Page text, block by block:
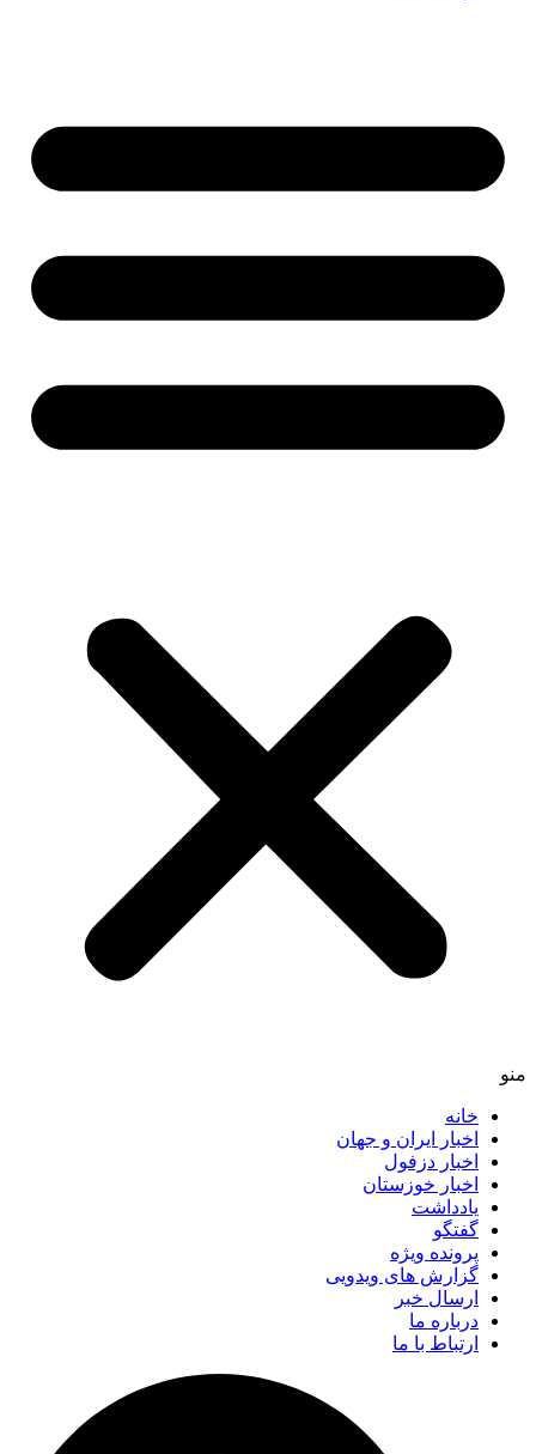
خانه
اخبار ایران و جهان
اخبار دزفول
اخبار خوزستان
یادداشت
گفتگو
پرونده ویژه
گزارش های ویدویی
ارسال خبر
درباره ما
ارتباط با ما